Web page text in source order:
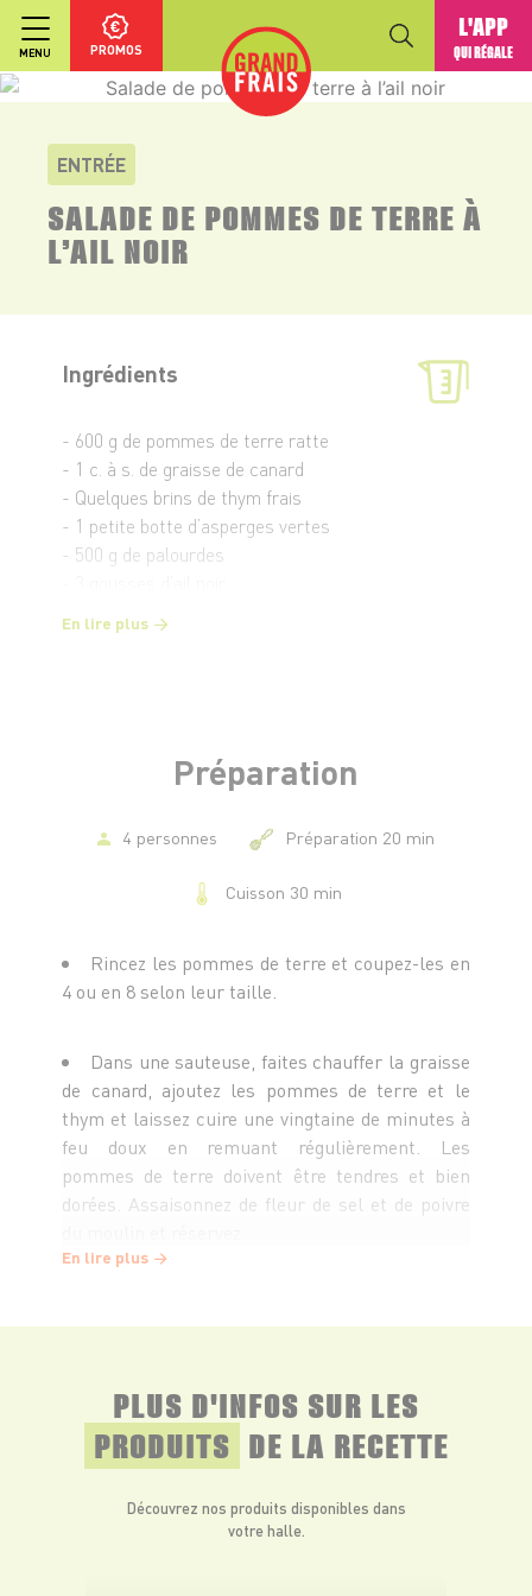
MENU PROMOS
L'APP
QUI RÉGALE
ENTRÉE
SALADE DE POMMES DE TERRE À
L’AIL NOIR
Ingrédients
- 600 g de pommes de terre ratte
- 1 c. à s. de graisse de canard
- Quelques brins de thym frais
- 1 petite botte d’asperges vertes
- 500 g de palourdes
- 3 c. à s. de vinaigre balsamique
En lire plus
Préparation
4 personnes Préparation 20 min
Cuisson 30 min
Rincez les pommes de terre et coupez-les en
4 ou en 8 selon leur taille.
Dans une sauteuse, faites chauffer la graisse
de canard, ajoutez les pommes de terre et le
thym et laissez cuire une vingtaine de minutes à
feu doux en remuant régulièrement. Les
pommes de terre doivent être tendres et bien
dorées. Assaisonnez de fleur de sel et de poivre
en tronçons de 5 cm. Portez un grand volume
Égouttez puis plongez-les dans un grand
saladier d’eau froide pour stopper la cuisson.
Préparez la vinaigrette. Emultionnez l’huile
de noisette, le vinaigre balsamique et la chair
En lire plus
PLUS D'INFOS SUR LES
PRODUITS DE LA RECETTE
Découvrez nos produits disponibles dans
votre halle.